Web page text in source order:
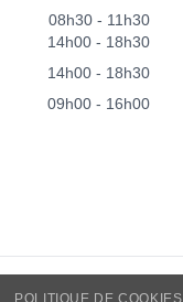
08h30 - 11h30
14h00 - 18h30
14h00 - 18h30
09h00 - 16h00
POLITIQUE DE COOKIES